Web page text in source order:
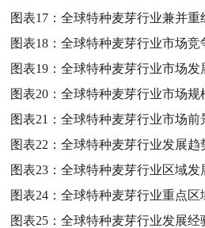
图表17：全球特种麦芽行业兼并重
图表18：全球特种麦芽行业市场竞
图表19：全球特种麦芽行业市场发
图表20：全球特种麦芽行业市场规
图表21：全球特种麦芽行业市场前
图表22：全球特种麦芽行业发展趋
图表23：全球特种麦芽行业区域发
图表24：全球特种麦芽行业重点区
图表25：全球特种麦芽行业发展经